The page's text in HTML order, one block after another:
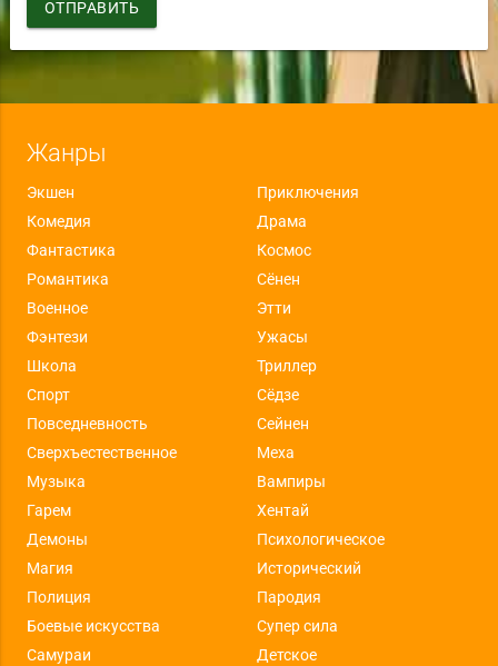
ОТПРАВИТЬ
Жанры
Экшен
Приключения
Комедия
Драма
Фантастика
Космос
Романтика
Сёнен
Военное
Этти
Фэнтези
Ужасы
Школа
Триллер
Спорт
Сёдзе
Повседневность
Сейнен
Сверхъестественное
Меха
Музыка
Вампиры
Гарем
Хентай
Демоны
Психологическое
Магия
Исторический
Полиция
Пародия
Боевые искусства
Супер сила
Самураи
Детское